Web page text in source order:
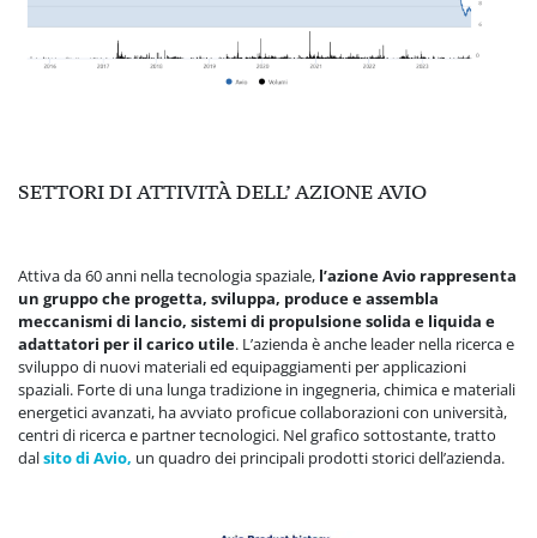
SETTORI DI ATTIVITÀ DELL’ AZIONE AVIO
Attiva da 60 anni nella tecnologia spaziale, l’azione Avio rappresenta
un gruppo che progetta, sviluppa, produce e assembla
meccanismi di lancio, sistemi di propulsione solida e liquida e
adattatori per il carico utile. L’azienda è anche leader nella ricerca e
sviluppo di nuovi materiali ed equipaggiamenti per applicazioni
spaziali. Forte di una lunga tradizione in ingegneria, chimica e materiali
energetici avanzati, ha avviato proficue collaborazioni con università,
centri di ricerca e partner tecnologici. Nel grafico sottostante, tratto
dalsito di Avio, un quadro dei principali prodotti storici dell’azienda.